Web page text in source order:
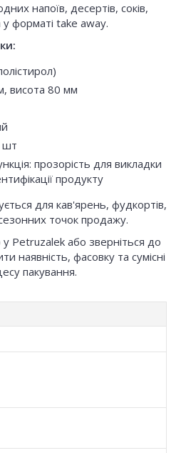
напоїв, десертів, соків,
форматі take away.
висота 80 мм
шт
прозорість для викладки
продукту
для кав'ярень, фудкортів,
точок продажу.
Petruzalek або зверніться до
наявність, фасовку та сумісні
пакування.